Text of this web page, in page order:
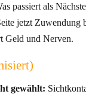
passiert als
jetzt Zuwendung
Geld und Nerven.
gewählt: